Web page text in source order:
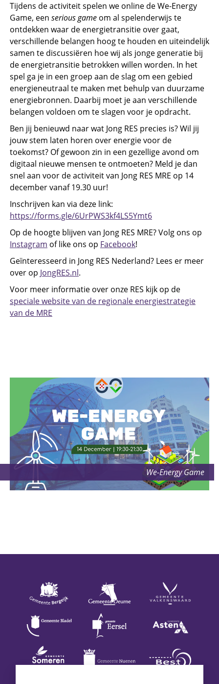
Tijdens de activiteit spelen we online de We-Energy
Game, een serious game om al spelenderwijs te
ontdekken waar de energietransitie over gaat,
verschillende belangen hoog te houden en uiteindelijk
samen te discussiëren hoe wij als jonge generatie bij
de energietransitie betrokken willen worden. In het
spel ga je in een groep aan de slag om een gebied
energieneutraal te maken met behulp van duurzame
energiebronnen. Daarbij moet je aan verschillende
belangen voldoen om te slagen voor je opdracht.
Ben jij benieuwd naar wat Jong RES precies is? Wil jij
jouw stem laten horen over energie voor de
toekomst? Of gewoon zin in een gezellige avond om
digitaal nieuwe mensen te ontmoeten? Meld je dan
snel aan voor de activiteit van Jong RES MRE op 14
december vanaf 19.30 uur!
Inschrijven kan via deze link:
https://forms.gle/6UrPWS3kf4LS5Ymt6
Op de hoogte blijven van Jong RES MRE? Volg ons op
Instagram of like ons op Facebook!
Geïnteresseerd in Jong RES Nederland? Lees er meer
over op JongRES.nl.
Voor meer informatie over onze RES kijk op de
speciale website van de regionale energiestrategie
van de MRE
We-Energy Game